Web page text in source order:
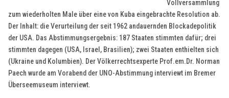
Vollversammlung
zum wiederholten Male über eine von Kuba eingebrachte Resolution ab.
Der Inhalt: die Verurteilung der seit 1962 andauernden Blockadepolitik
der USA. Das Abstimmungsergebnis: 187 Staaten stimmten dafür; drei
stimmten dagegen (USA, Israel, Brasilien); zwei Staaten enthielten sich
(Ukraine und Kolumbien). Der Völkerrechtsexperte Prof.em.Dr. Norman
Paech wurde am Vorabend der UNO-Abstimmung interviewt im Bremer
Überseemuseum interviewt.